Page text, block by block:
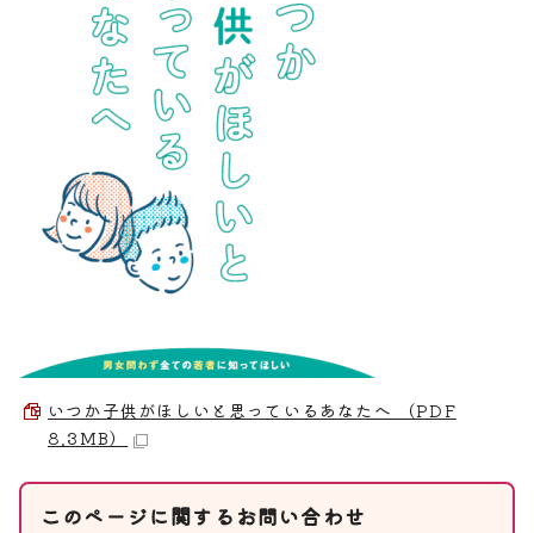
いつか子供がほしいと思っているあなたへ （PDF
8.3MB）
このページに関する お問い合わせ